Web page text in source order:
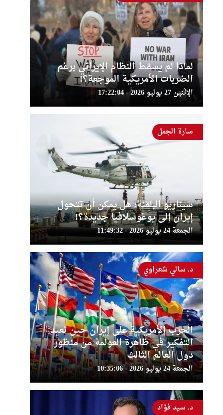
لماذا لم يسقط النظام الإيراني برغم
الضربات الأمريكية الموجعة؟!
الإثنين 27 يوليو 2026 - 17:22:04
سيناريو البلقنة: هل يمكن أن تتحول
إيران إلى يوغوسلافيا جديدة؟!
الجمعة 24 يوليو 2026 - 11:49:32
سارة الجمل
الحرب الأمريكية على إيران حين تعيد
التفكير في ظاهرة العولمة من منظور
دول العالم الثالث
الجمعة 24 يوليو 2026 - 10:35:06
د. سالي شعراوي
د. سيد فؤاد